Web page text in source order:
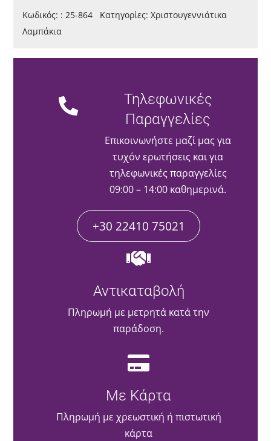
Κωδικός: :25-864 Κατηγορίες: Χριστουγεννιάτικα
Λαμπάκια
Τηλεφωνικές
Παραγγελίες
Επικοινωνήστε μαζί μας για
τυχόν ερωτήσεις και για
τηλεφωνικές παραγγελίες
09:00 – 14:00 καθημερινά.
+30 22410 75021
Αντικαταβολή
Πληρωμή με μετρητά κατά την
παράδοση.
Με Κάρτα
Πληρωμή με χρεωστική ή πιστωτική
κάρτα